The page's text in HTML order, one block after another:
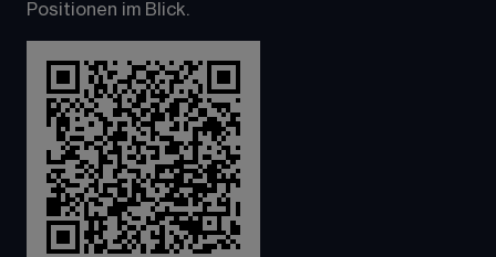
Positionen im Blick.